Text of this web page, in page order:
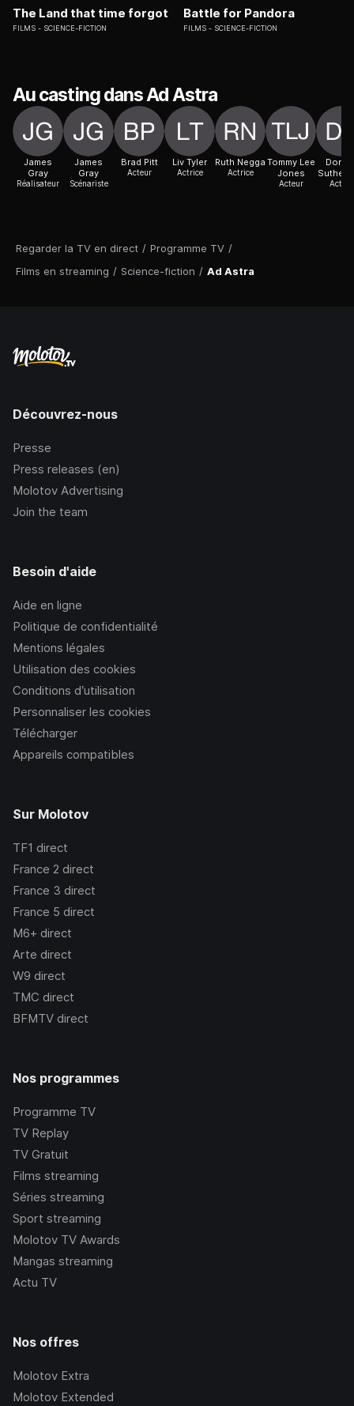
Regarder la TV en direct / Programme TV /
Films en streaming / Science-fiction / Ad Astra
The Land that time forgot
FILMS SCIENCE-FICTION
Battle for Pandora
FILMS SCIENCE-FICTION
Au casting dans Ad Astra
James
Gray
Réalisateur
James
Gray
Scénariste
Brad Pitt
Acteur
Liv Tyler
Actrice
Ruth Negga
Actrice
Tommy Lee
Jones
Acteur Acteur
Découvrez-nous
Presse
Press releases (en)
Molotov Advertising
Join the team
Besoin d'aide
Aide en ligne
Politique de confidentialité
Mentions légales
Utilisation des cookies
Conditions d’utilisation
Personnaliser les cookies
Télécharger
Appareils compatibles
Sur Molotov
TF1 direct
France 2 direct
France 3 direct
France 5 direct
M6+ direct
Arte direct
W9 direct
TMC direct
BFMTV direct
Nos programmes
Programme TV
TV Replay
TV Gratuit
Films streaming
Séries streaming
Sport streaming
Molotov TV Awards
Mangas streaming
Actu TV
Nos offres
Molotov Extra
Molotov Extended